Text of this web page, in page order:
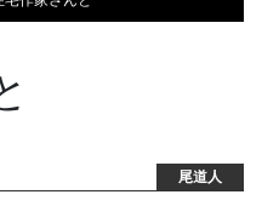
尾道人